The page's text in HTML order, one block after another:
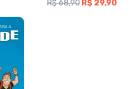
R$68,90 R$ 29,90